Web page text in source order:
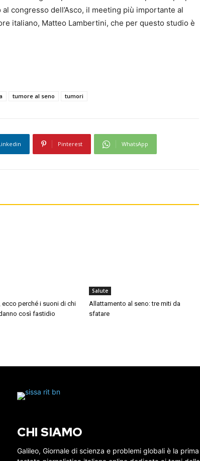
congresso dell’Asco, il meeting più importante al
italiano, Matteo Lambertini, che per questo studio è
tumore al seno tumori
Pinterest WhatsApp
perché i suoni di chi
così fastidio
Salute
Allattamento al seno: tre miti da
sfatare
CHI SIAMO
Galileo, Giornale di scienza e problemi globali è la prima